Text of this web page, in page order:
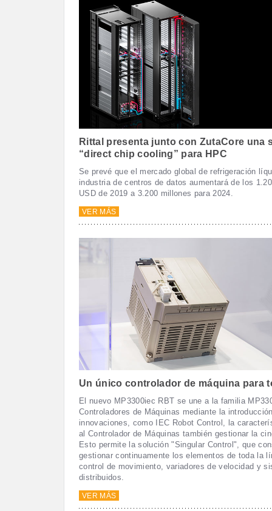
Rittal presenta junto con ZutaCore una
“direct chip cooling” para HPC
Se prevé que el mercado global de refrigeración
industria de centros de datos aumentará de los
USD de 2019 a 3.200 millones para 2024.
VER MÁS
Un único controlador de máquina para
El nuevo MP3300iec RBT se une a la familia
Controladores de Máquinas mediante la
innovaciones, como IEC Robot Control, la
al Controlador de Máquinas también gestionar la
Esto permite la solución "Singular Control", que
gestionar continuamente los elementos de toda la
control de movimiento, variadores de velocidad y
distribuidos.
VER MÁS